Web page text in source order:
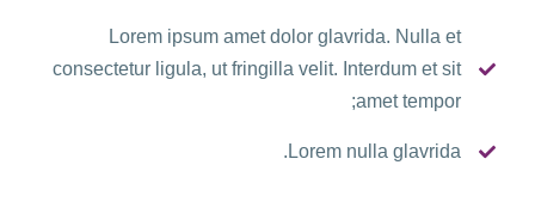
Lorem ipsum amet dolor glavrida. Nulla et
consectetur ligula, ut fringilla velit. Interdum et sit
amet tempor;
Lorem nulla glavrida.